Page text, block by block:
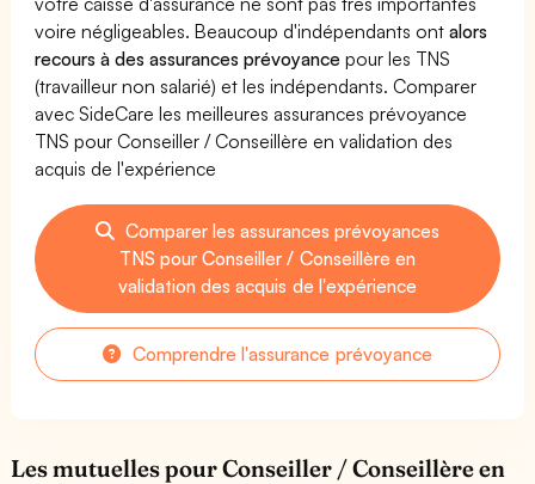
voire négligeables. Beaucoup d'indépendants ontalors
recours à des assurances prévoyance pour les TNS
(travailleur non salarié) et les indépendants. Comparer
avec SideCare les meilleures assurances prévoyance
TNS pour Conseiller / Conseillère en validation des
acquis de l'expérience
Comparer les assurances prévoyances
TNS pour Conseiller / Conseillère en
validation des acquis de l'expérience
Comprendre l'assurance prévoyance
Les mutuelles pour Conseiller / Conseillère en